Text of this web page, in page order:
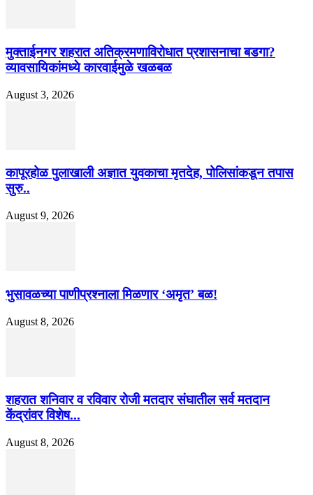
मुक्ताईनगर शहरात अतिक्रमणाविरोधात प्रशासनाचा बडगा?
व्यावसायिकांमध्ये कारवाईमुळे खळबळ
August 3, 2026
कापूरहोळ पुलाखाली अज्ञात युवकाचा मृतदेह, पोलिसांकडून तपास
सुरु..
August 9, 2026
भुसावळच्या पाणीप्रश्नाला मिळणार ‘अमृत’ बळ!
August 8, 2026
शहरात शनिवार व रविवार रोजी मतदार संघातील सर्व मतदान
केंद्रांवर विशेष...
August 8, 2026